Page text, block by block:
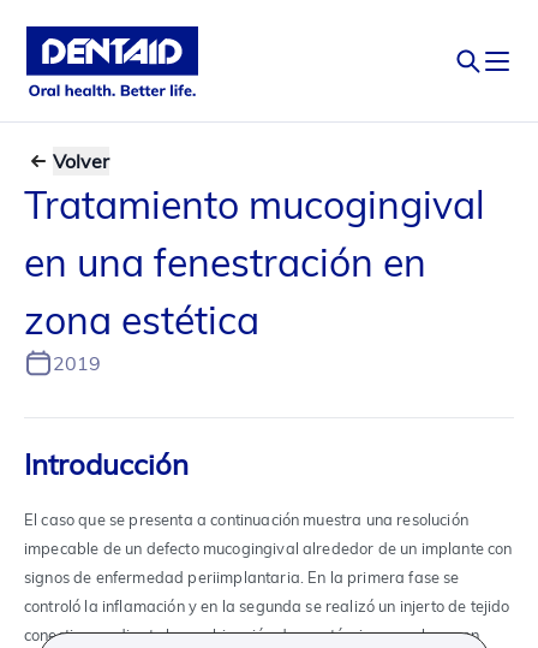
Volver
Tratamiento mucogingival
en una fenestración en
zona estética
2019
Introducción
El caso que se presenta a continuación muestra una resolución
impecable de un defecto mucogingival alrededor de un implante con
signos de enfermedad periimplantaria. En la primera fase se
controló la inflamación y en la segunda se realizó un injerto de tejido
conectivo mediante la combinación de una técnica en sobre y en